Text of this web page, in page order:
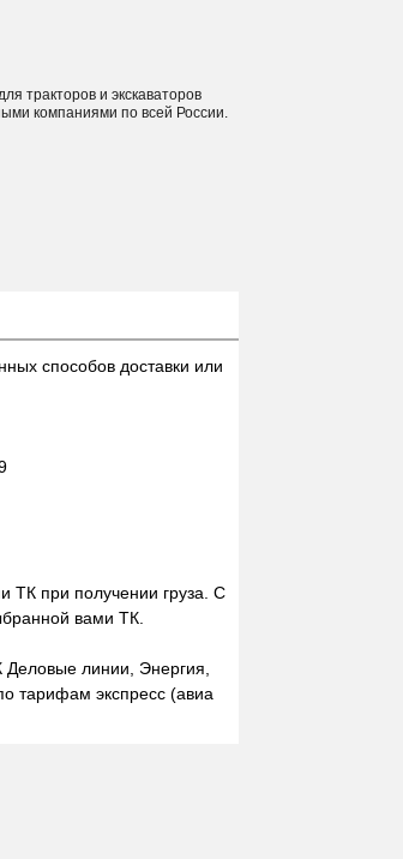
тракторов и экскаваторов
компаниями по всей России.
способов доставки или
ТК при получении груза. С
вами ТК.
линии, Энергия,
тарифам экспресс (авиа